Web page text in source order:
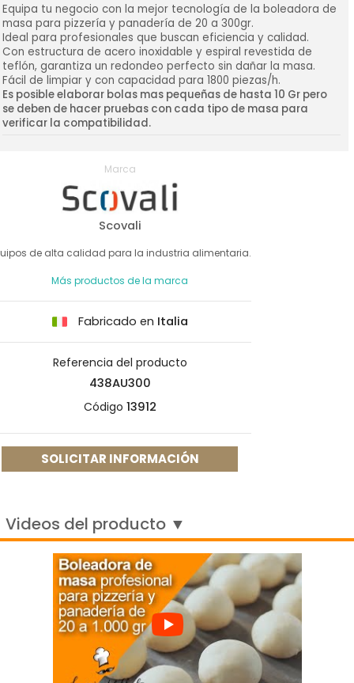
Equipa tu negocio con la mejor tecnología de la boleadora de
masa para pizzería y panadería de 20 a 300gr.
Ideal para profesionales que buscan eficiencia y calidad.
Con estructura de acero inoxidable y espiral revestida de
teflón, garantiza un redondeo perfecto sin dañar la masa.
Fácil de limpiar y con capacidad para 1800 piezas/h.
Es posible elaborar bolas mas pequeñas de hasta 10 Gr pero
se deben de hacer pruebas con cada tipo de masa para
verificar la compatibilidad.
Marca
Scovali
de alta calidad para la industria alimentaria.
Más productos de la marca
Fabricado en Italia
Referencia del producto
438AU300
Código 13912
SOLICITAR INFORMACIÓN
Videos del producto ▼